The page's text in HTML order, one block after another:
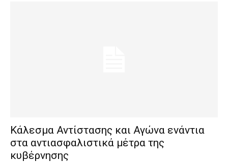
Κάλεσμα Αντίστασης και Αγώνα ενάντια
στα αντιασφαλιστικά μέτρα της
κυβέρνησης